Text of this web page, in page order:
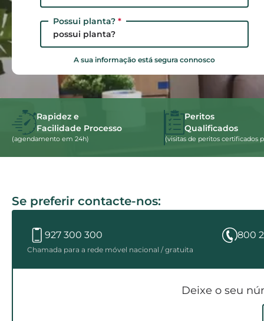
Possui planta? *
possui planta?
A sua informação está segura connosco
Rapidez e
Facilidade Processo
(agendamento em 24h)
Peritos
Qualificados
(visitas de peritos certificados
Se preferir contacte-nos:
927 300 300 800
Chamada para a rede móvel nacional / gratuita
Deixe o seu